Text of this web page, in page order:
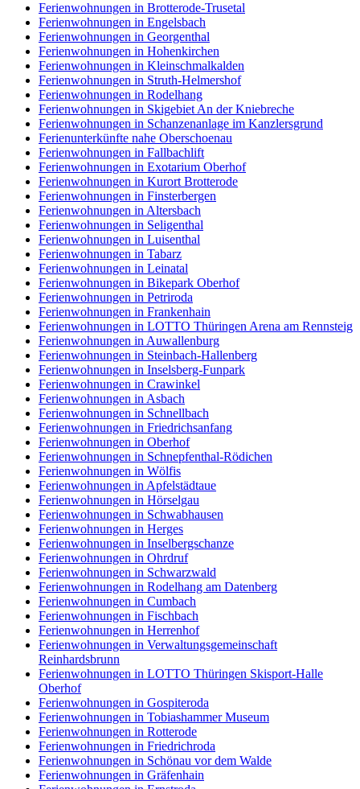
Ferienwohnungen in Brotterode-Trusetal
Ferienwohnungen in Engelsbach
Ferienwohnungen in Georgenthal
Ferienwohnungen in Hohenkirchen
Ferienwohnungen in Kleinschmalkalden
Ferienwohnungen in Struth-Helmershof
Ferienwohnungen in Rodelhang
Ferienwohnungen in Skigebiet An der Kniebreche
Ferienwohnungen in Schanzenanlage im Kanzlersgrund
Ferienunterkünfte nahe Oberschoenau
Ferienwohnungen in Fallbachlift
Ferienwohnungen in Exotarium Oberhof
Ferienwohnungen in Kurort Brotterode
Ferienwohnungen in Finsterbergen
Ferienwohnungen in Altersbach
Ferienwohnungen in Seligenthal
Ferienwohnungen in Luisenthal
Ferienwohnungen in Tabarz
Ferienwohnungen in Leinatal
Ferienwohnungen in Bikepark Oberhof
Ferienwohnungen in Petriroda
Ferienwohnungen in Frankenhain
Ferienwohnungen in LOTTO Thüringen Arena am Rennsteig
Ferienwohnungen in Auwallenburg
Ferienwohnungen in Steinbach-Hallenberg
Ferienwohnungen in Inselsberg-Funpark
Ferienwohnungen in Crawinkel
Ferienwohnungen in Asbach
Ferienwohnungen in Schnellbach
Ferienwohnungen in Friedrichsanfang
Ferienwohnungen in Oberhof
Ferienwohnungen in Schnepfenthal-Rödichen
Ferienwohnungen in Wölfis
Ferienwohnungen in Apfelstädtaue
Ferienwohnungen in Hörselgau
Ferienwohnungen in Schwabhausen
Ferienwohnungen in Herges
Ferienwohnungen in Inselbergschanze
Ferienwohnungen in Ohrdruf
Ferienwohnungen in Schwarzwald
Ferienwohnungen in Rodelhang am Datenberg
Ferienwohnungen in Cumbach
Ferienwohnungen in Fischbach
Ferienwohnungen in Herrenhof
Ferienwohnungen in Verwaltungsgemeinschaft
Reinhardsbrunn
Ferienwohnungen in LOTTO Thüringen Skisport-Halle
Oberhof
Ferienwohnungen in Gospiteroda
Ferienwohnungen in Tobiashammer Museum
Ferienwohnungen in Rotterode
Ferienwohnungen in Friedrichroda
Ferienwohnungen in Schönau vor dem Walde
Ferienwohnungen in Gräfenhain